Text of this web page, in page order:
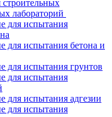
лабораторий
для испытания
для испытания бетона и
для испытания грунтов
для испытания
для испытания адгезии
для испытания